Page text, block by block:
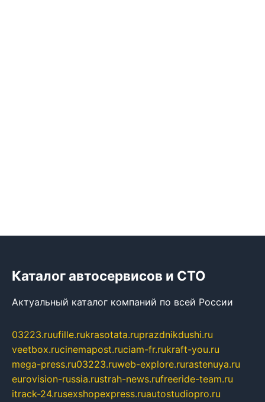
Каталог автосервисов и СТО
Актуальный каталог компаний по всей России
03223.ruufille.rukrasotata.ruprazdnikdushi.ru
veetbox.rucinemapost.ruciam-fr.rukraft-you.ru
mega-press.ru03223.ruweb-explore.rurastenuya.ru
eurovision-russia.rustrah-news.rufreeride-team.ru
itrack-24.rusexshopexpress.ruautostudiopro.ru